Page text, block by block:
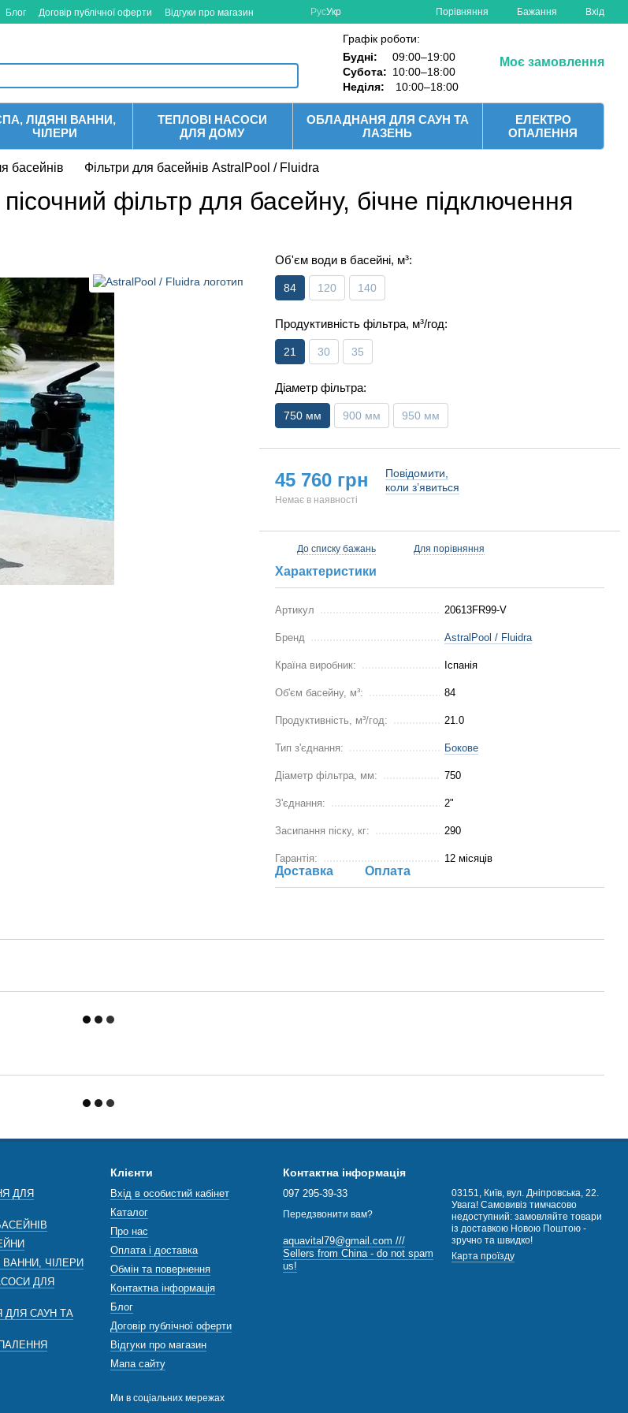
Блог Договір публічної оферти Відгуки про магазин РусУкр Порівняння Бажання Вхід
Графік роботи:
Будні:
09:00–19:00
Субота: 10:00–18:00
Неділя:
10:00–18:00
Моє замовлення
ЛІДЯНІ ВАННИ,
ЧІЛЕРИ
ТЕПЛОВІ НАСОСИ
ДЛЯ ДОМУ
ОБЛАДНАНЯ ДЛЯ САУН ТА
ЛАЗЕНЬ
ЕЛЕКТРО
ОПАЛЕННЯ
басейнів Фільтри для басейнів AstralPool / Fluidra
фільтр для басейну, бічне підключення
Об'єм води в басейні, м³:
84 120 140
Продуктивність фільтра, м³/год:
21 30 35
Діаметр фільтра:
750 мм 900 мм 950 мм
45 760 грн
Немає в наявності
Повідомити,
коли з’явиться
До списку бажань Для порівняння
Характеристики
Артикул 20613FR99-V
Бренд AstralPool / Fluidra
Країна виробник: Іспанія
Об'єм басейну, м³: 84
Продуктивність, м³/год: 21.0
Тип з'єднання: Бокове
Діаметр фільтра, мм: 750
З'єднання: 2"
Засипання піску, кг: 290
Гарантія: 12 місяців
Доставка Оплата
ДЛЯ
ВАННИ, ЧІЛЕРИ
ДЛЯ
ДЛЯ САУН ТА
Клієнти
Вхід в особистий кабінет
Каталог
Про нас
Оплата і доставка
Обмін та повернення
Контактна інформація
Блог
Договір публічної оферти
Відгуки про магазин
Мапа сайту
Ми в соціальних мережах
Контактна інформація
097 295-39-33
Передзвонити вам?
aquavital79@gmail.com ///
Sellers from China - do not spam
us!
03151, Київ, вул. Дніпровська, 22.
Увага! Самовивіз тимчасово
недоступний: замовляйте товари
із доставкою Новою Поштою -
зручно та швидко!
Карта проїзду